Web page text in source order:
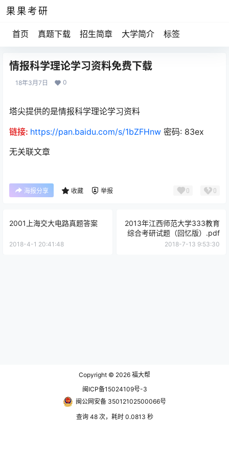
果果考研
首页 真题下载 招生简章 大学简介 标签
情报科学理论学习资料免费下载
18年3月7日 0
塔尖提供的是情报科学理论学习资料
链接: https://pan.baidu.com/s/1bZFHnw 密码: 83ex
无关联文章
海报分享 收藏 举报 0 0
2001上海交大电路真题答案
2018-4-1 20:41:48
2013年江西师范大学333教育
综合考研试题（回忆版）.pdf
2018-7-13 9:53:30
Copyright © 2026 福大帮
闽ICP备15024109号-3
闽公网安备 35012102500066号
查询 48 次，耗时 0.0813 秒